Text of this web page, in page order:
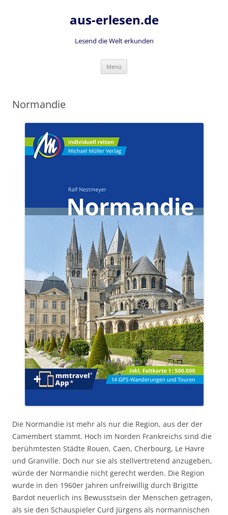
aus-erlesen.de
Lesend die Welt erkunden
Menü
Normandie
Die Normandie ist mehr als nur die Region, aus der der
Camembert stammt. Hoch im Norden Frankreichs sind die
berühmtesten Städte Rouen, Caen, Cherbourg, Le Havre
und Granville. Doch nur sie als stellvertretend anzugeben,
würde der Normandie nicht gerecht werden. Die Region
wurde in den 1960er Jahren unfreiwillig durch Brigitte
Bardot neuerlich ins Bewusstsein der Menschen getragen,
als sie den Schauspieler Curd Jürgens als normannischen